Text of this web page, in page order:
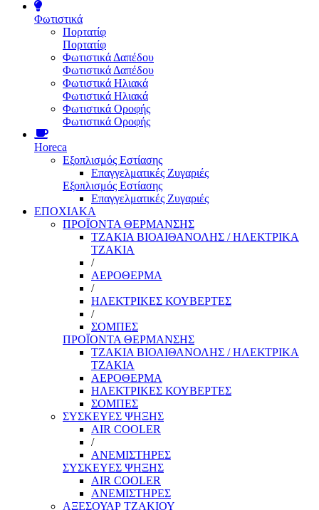
Φωτιστικά
Πορτατίφ
Πορτατίφ
Φωτιστικά Δαπέδου
Φωτιστικά Δαπέδου
Φωτιστικά Ηλιακά
Φωτιστικά Ηλιακά
Φωτιστικά Οροφής
Φωτιστικά Οροφής
Horeca
Εξοπλισμός Εστίασης
Επαγγελματικές Ζυγαριές
Εξοπλισμός Εστίασης
Επαγγελματικές Ζυγαριές
ΕΠΟΧΙΑΚΑ
ΠΡΟΪΟΝΤΑ ΘΕΡΜΑΝΣΗΣ
ΤΖΑΚΙΑ ΒΙΟΑΙΘΑΝΟΛΗΣ / ΗΛΕΚΤΡΙΚΑ
ΤΖΑΚΙΑ
/
ΑΕΡΟΘΕΡΜΑ
/
ΗΛΕΚΤΡΙΚΕΣ ΚΟΥΒΕΡΤΕΣ
/
ΣΟΜΠΕΣ
ΠΡΟΪΟΝΤΑ ΘΕΡΜΑΝΣΗΣ
ΤΖΑΚΙΑ ΒΙΟΑΙΘΑΝΟΛΗΣ / ΗΛΕΚΤΡΙΚΑ
ΤΖΑΚΙΑ
ΑΕΡΟΘΕΡΜΑ
ΗΛΕΚΤΡΙΚΕΣ ΚΟΥΒΕΡΤΕΣ
ΣΟΜΠΕΣ
ΣΥΣΚΕΥΕΣ ΨΗΞΗΣ
AIR COOLER
/
ΑΝΕΜΙΣΤΗΡΕΣ
ΣΥΣΚΕΥΕΣ ΨΗΞΗΣ
AIR COOLER
ΑΝΕΜΙΣΤΗΡΕΣ
ΑΞΕΣΟΥΑΡ ΤΖΑΚΙΟΥ